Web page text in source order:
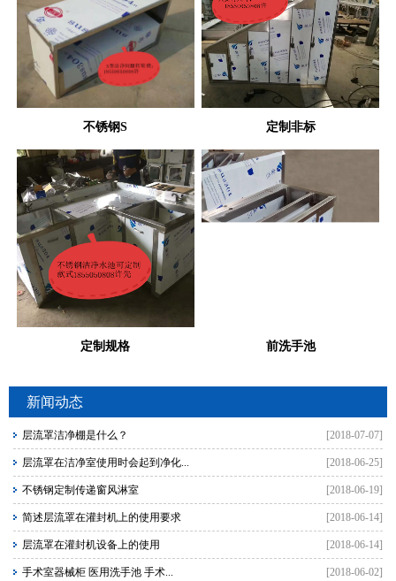
不锈钢S 定制非标
定制规格 前洗手池
新闻动态
[2018-07-07]
层流罩洁净棚是什么？
[2018-06-25]
层流罩在洁净室使用时会起到净化...
[2018-06-19]
不锈钢定制传递窗风淋室
[2018-06-14]
简述层流罩在灌封机上的使用要求
[2018-06-14]
层流罩在灌封机设备上的使用
[2018-06-02]
手术室器械柜 医用洗手池 手术...